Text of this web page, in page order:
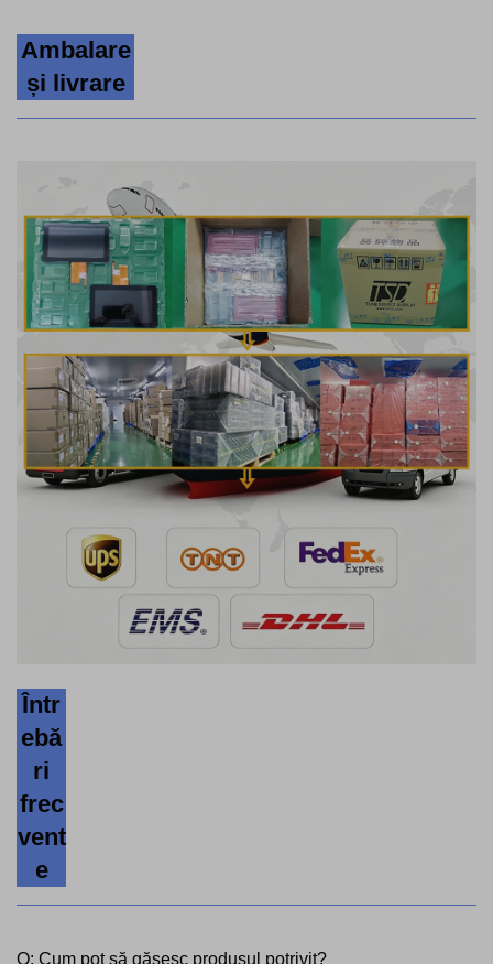
Ambalare
și livrare
Într
ebă
ri
frec
vent
e
Q: Cum pot să găsesc produsul potrivit?